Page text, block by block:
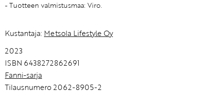
- Tuotteen valmistusmaa: Viro.
Kustantaja: Metsola Lifestyle Oy
2023
ISBN 6438272862691
Fanni-sarja
Tilausnumero 2062-8905-2